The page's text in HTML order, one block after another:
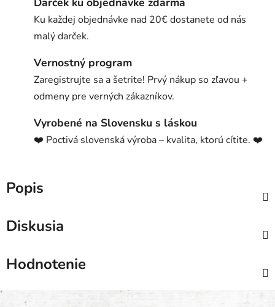
Ku každej objednávke nad 20€ dostanete od nás
malý darček.
Vernostný program
Zaregistrujte sa a šetrite! Prvý nákup so zľavou +
odmeny pre verných zákazníkov.
Vyrobené na Slovensku s láskou
❤️ Poctivá slovenská výroba – kvalita, ktorú cítite. ❤️
Popis
Diskusia
Hodnotenie
Z